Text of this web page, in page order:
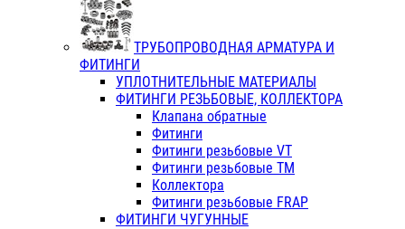
ТРУБОПРОВОДНАЯ АРМАТУРА И
ФИТИНГИ
УПЛОТНИТЕЛЬНЫЕ МАТЕРИАЛЫ
ФИТИНГИ РЕЗЬБОВЫЕ, КОЛЛЕКТОРА
Клапана обратные
Фитинги
Фитинги резьбовые VT
Фитинги резьбовые ТМ
Коллектора
Фитинги резьбовые FRAP
ФИТИНГИ ЧУГУННЫЕ